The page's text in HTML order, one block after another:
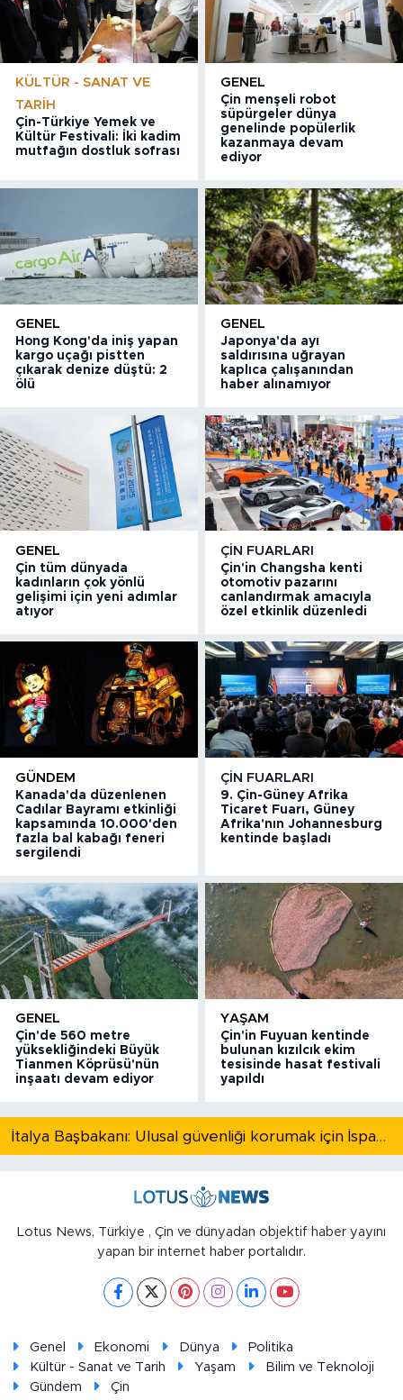
KÜLTÜR - SANAT VE
TARIH
Çin-Türkiye Yemek ve
Kültür Festivali: İki kadim
mutfağın dostluk sofrası
GENEL
Çin menşeli robot
süpürgeler dünya
genelinde popülerlik
kazanmaya devam
ediyor
GENEL
Hong Kong'da iniş yapan
kargo uçağı pistten
çıkarak denize düştü: 2
ölü
GENEL
Japonya'da ayı
saldırısına uğrayan
kaplıca çalışanından
haber alınamıyor
GENEL
Çin tüm dünyada
kadınların çok yönlü
gelişimi için yeni adımlar
atıyor
ÇIN FUARLARI
Çin'in Changsha kenti
otomotiv pazarını
canlandırmak amacıyla
özel etkinlik düzenledi
GÜNDEM
Kanada'da düzenlenen
Cadılar Bayramı etkinliği
kapsamında 10.000'den
fazla bal kabağı feneri
sergilendi
ÇIN FUARLARI
9. Çin-Güney Afrika
Ticaret Fuarı, Güney
Afrika'nın Johannesburg
kentinde başladı
GENEL
Çin'de 560 metre
yüksekliğindeki Büyük
Tianmen Köprüsü'nün
inşaatı devam ediyor
YAŞAM
Çin'in Fuyuan kentinde
bulunan kızılcık ekim
tesisinde hasat festivali
yapıldı
İtalya Başbakanı: Ulusal güvenliği korumak için İspanya ile Schengen kapsamındaki serbest dolaşımı askıya alıyoruz
Lotus News, Türkiye , Çin ve dünyadan objektif haber yayını
yapan bir internet haber portalıdır.
Genel Ekonomi Dünya
Politika
Kültür - Sanat ve Tarih
Yaşam
Bilim ve Teknoloji
Gündem
Çin